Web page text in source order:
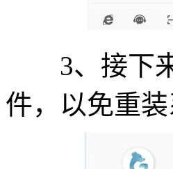
3、接下来
件，以免重